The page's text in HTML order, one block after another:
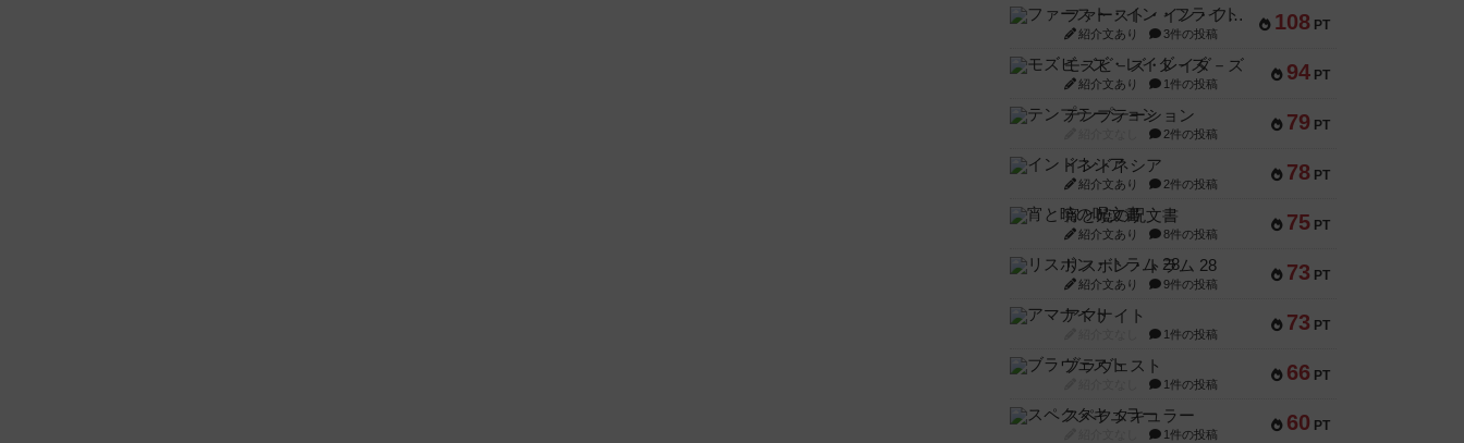
108 PT
ファースト・イン・フライト
紹介文あり 3件の投稿
94 PT
モズビ－ズ・レイダ－ズ
紹介文あり 1件の投稿
79 PT
テンプテーション
2件の投稿
78 PT
インドネシア
紹介文あり 2件の投稿
75 PT
宵と暁の呪文書
紹介文あり 8件の投稿
73 PT
リスボン・トラム 28
紹介文あり 9件の投稿
73 PT
アマナイト
1件の投稿
66 PT
ブラヴェスト
1件の投稿
60 PT
スペクタキュラー
1件の投稿